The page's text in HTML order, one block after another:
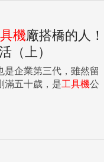
機廠搭橋的人！
（上）
是企業第三代，雖然留
滿五十歲，是工具機公